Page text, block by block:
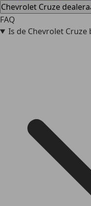
Chevrolet Cruze
FAQ
Is de Chevrolet